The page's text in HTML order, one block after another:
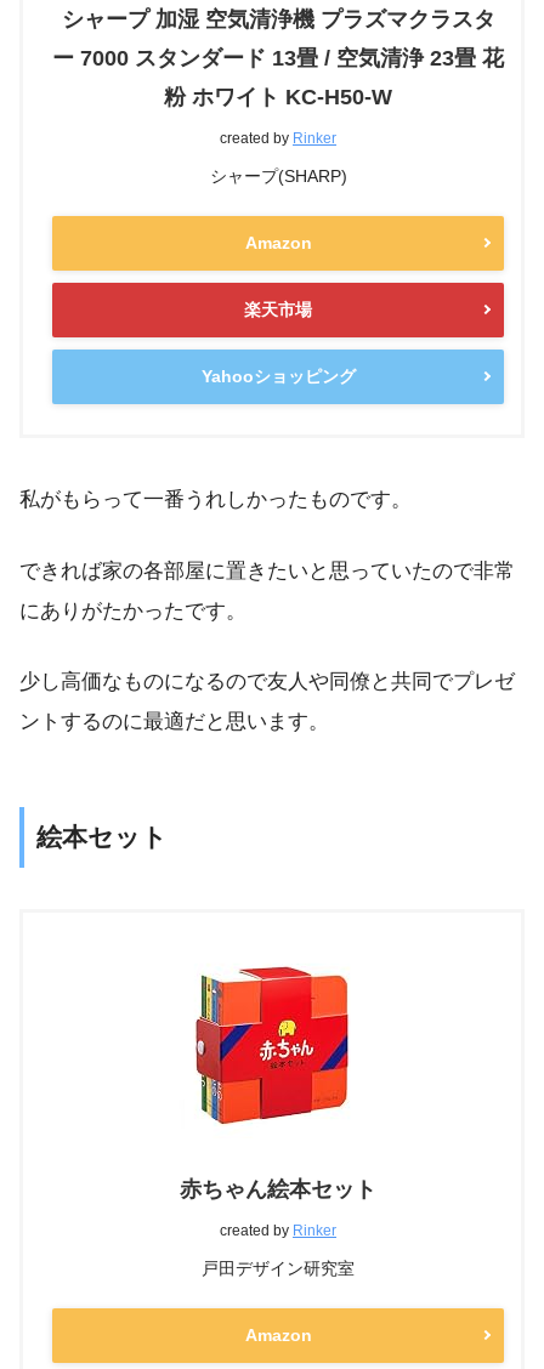
シャープ 加湿 空気清浄機 プラズマクラスタ
ー 7000 スタンダード 13畳 / 空気清浄 23畳 花
粉 ホワイト KC-H50-W
created by Rinker
シャープ(SHARP)
Amazon
楽天市場
Yahooショッピング
私がもらって一番うれしかったものです。
できれば家の各部屋に置きたいと思っていたので非常
にありがたかったです。
少し高価なものになるので友人や同僚と共同でプレゼ
ントするのに最適だと思います。
絵本セット
赤ちゃん絵本セット
created by Rinker
戸田デザイン研究室
Amazon